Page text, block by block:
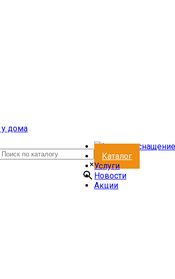
×
Каталог
Услуги
Новости
Акции